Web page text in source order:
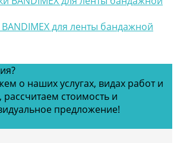
для ленты бандажной
о наших услугах, видах работ и
рассчитаем стоимость и
предложение!